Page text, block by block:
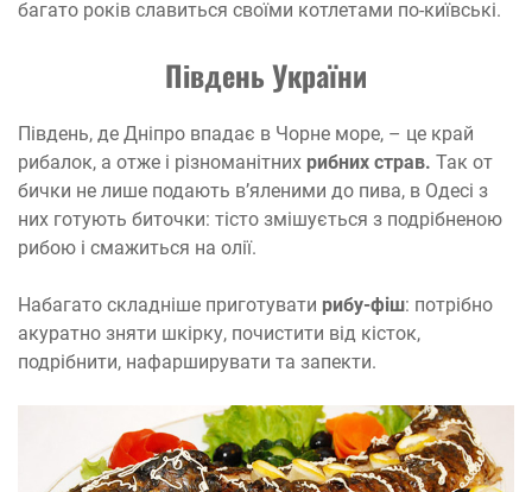
багато років славиться своїми котлетами по-київські.
Південь України
Південь, де Дніпро впадає в Чорне море, – це край
рибалок, а отже і різноманітних рибних страв. Так от
бички не лише подають в’яленими до пива, в Одесі з
них готують биточки: тісто змішується з подрібненою
рибою і смажиться на олії.
Набагато складніше приготувати рибу-фіш: потрібно
акуратно зняти шкірку, почистити від кісток,
подрібнити, нафарширувати та запекти.